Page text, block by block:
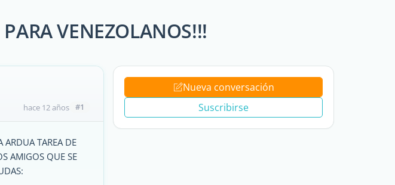
VENEZOLANOS!!!
hace 12 años #1
ARDUA TAREA DE
AMIGOS QUE SE
Nueva conversación
Suscribirse